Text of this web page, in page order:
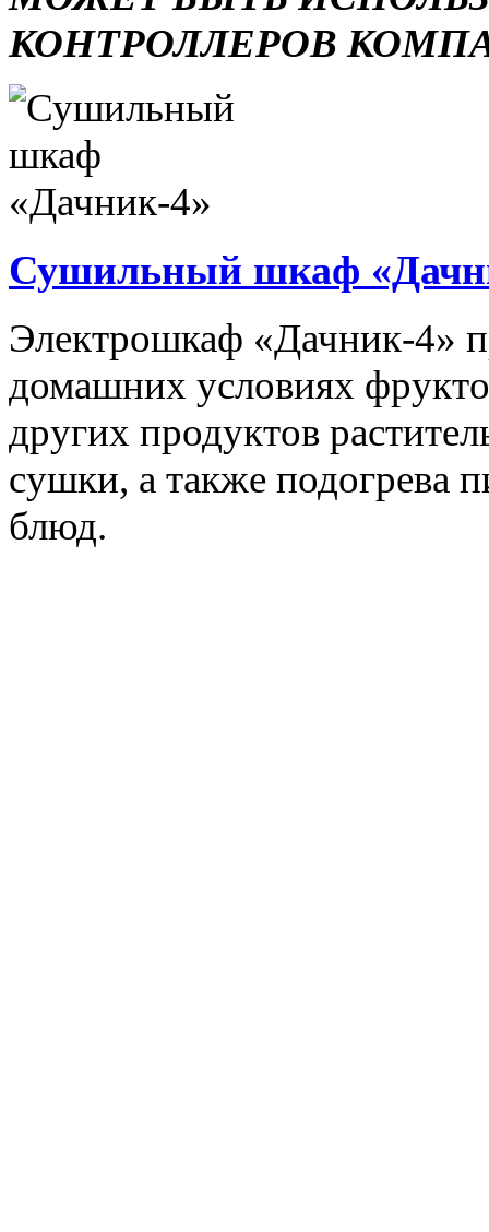
КОНТРОЛЛЕРОВ
Сушильный шкаф
Электрошкаф «Дачник-4»
домашних условиях
других продуктов
сушки, а также подогрева
блюд.